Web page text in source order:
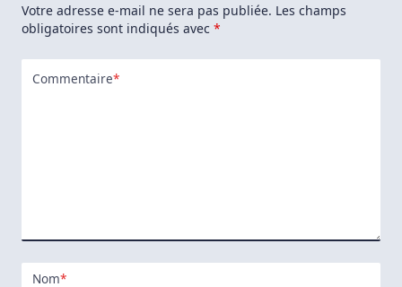
Votre adresse e-mail ne sera pas publiée. Les champs
obligatoires sont indiqués avec *
Commentaire*
Nom*